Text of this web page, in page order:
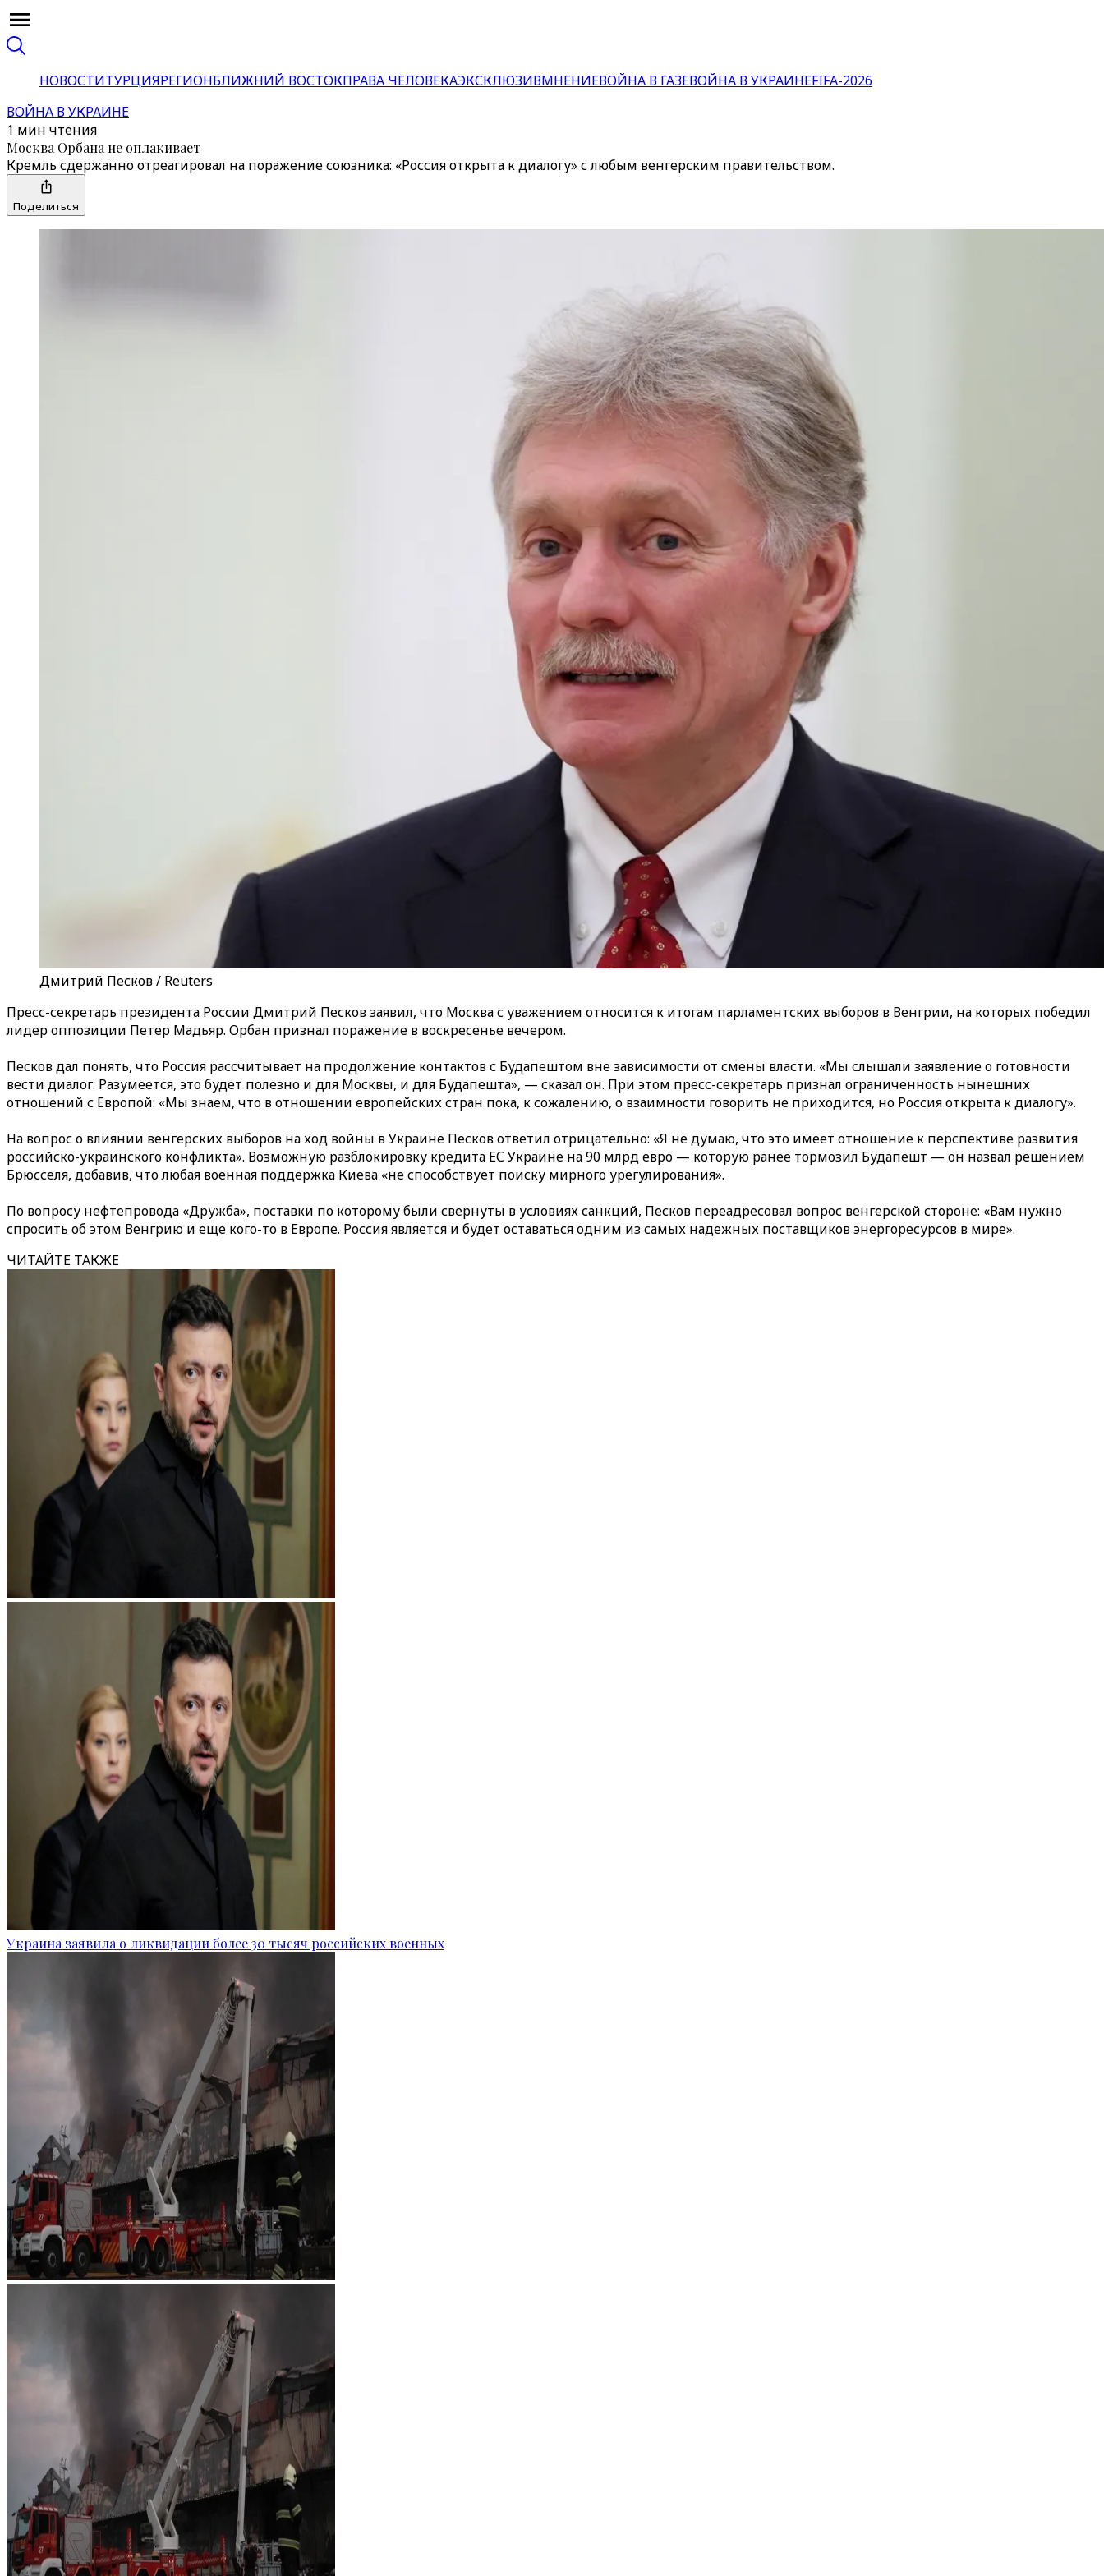
НОВОСТИТУРЦИЯРЕГИОНБЛИЖНИЙ ВОСТОКПРАВА ЧЕЛОВЕКАЭКСКЛЮЗИВМНЕНИЕВОЙНА В ГАЗЕВОЙНА В УКРАИНЕFIFA-2026
ВОЙНА В УКРАИНЕ
1 мин чтения
Москва Орбана не оплакивает
Кремль сдержанно отреагировал на поражение союзника: «Россия открыта к диалогу» с любым венгерским правительством.
Поделиться
Дмитрий Песков / Reuters
Пресс-секретарь президента России Дмитрий Песков заявил, что Москва с уважением относится к итогам парламентских выборов в Венгрии, на которых победил
лидер оппозиции Петер Мадьяр. Орбан признал поражение в воскресенье вечером.
Песков дал понять, что Россия рассчитывает на продолжение контактов с Будапештом вне зависимости от смены власти. «Мы слышали заявление о готовности
вести диалог. Разумеется, это будет полезно и для Москвы, и для Будапешта», — сказал он. При этом пресс-секретарь признал ограниченность нынешних
отношений с Европой: «Мы знаем, что в отношении европейских стран пока, к сожалению, о взаимности говорить не приходится, но Россия открыта к диалогу».
На вопрос о влиянии венгерских выборов на ход войны в Украине Песков ответил отрицательно: «Я не думаю, что это имеет отношение к перспективе развития
российско-украинского конфликта». Возможную разблокировку кредита ЕС Украине на 90 млрд евро — которую ранее тормозил Будапешт — он назвал решением
Брюсселя, добавив, что любая военная поддержка Киева «не способствует поиску мирного урегулирования».
По вопросу нефтепровода «Дружба», поставки по которому были свернуты в условиях санкций, Песков переадресовал вопрос венгерской стороне: «Вам нужно
спросить об этом Венгрию и еще кого-то в Европе. Россия является и будет оставаться одним из самых надежных поставщиков энергоресурсов в мире».
ЧИТАЙТЕ ТАКЖЕ
Украина заявила о ликвидации более 30 тысяч российских военных